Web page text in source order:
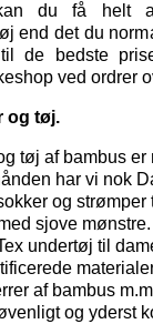
kan du få helt
end det du
de bedste
ved ordrer
og tøj.
tøj af bambus er
har vi nok
og
sjove
undertøj til
af bambus
og yderst